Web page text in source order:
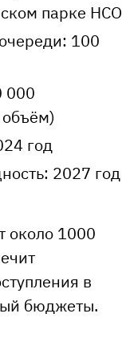
парке НСО
100
000
год
2027 год
около 1000
в
бюджеты.